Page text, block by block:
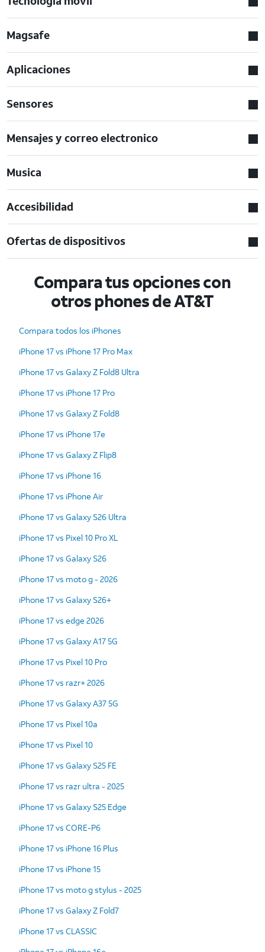
Magsafe
Aplicaciones
Sensores
Mensajes y correo electronico
Musica
Accesibilidad
Ofertas de dispositivos
Compara tus opciones con
otros phones de AT&T
Compara todos los iPhones
iPhone 17 vs iPhone 17 Pro Max
iPhone 17 vs Galaxy Z Fold8 Ultra
iPhone 17 vs iPhone 17 Pro
iPhone 17 vs Galaxy Z Fold8
iPhone 17 vs iPhone 17e
iPhone 17 vs Galaxy Z Flip8
iPhone 17 vs iPhone 16
iPhone 17 vs iPhone Air
iPhone 17 vs Galaxy S26 Ultra
iPhone 17 vs Pixel 10 Pro XL
iPhone 17 vs Galaxy S26
iPhone 17 vs moto g - 2026
iPhone 17 vs Galaxy S26+
iPhone 17 vs edge 2026
iPhone 17 vs Galaxy A17 5G
iPhone 17 vs Pixel 10 Pro
iPhone 17 vs razr+ 2026
iPhone 17 vs Galaxy A37 5G
iPhone 17 vs Pixel 10a
iPhone 17 vs Pixel 10
iPhone 17 vs Galaxy S25 FE
iPhone 17 vs razr ultra - 2025
iPhone 17 vs Galaxy S25 Edge
iPhone 17 vs CORE-P6
iPhone 17 vs iPhone 16 Plus
iPhone 17 vs iPhone 15
iPhone 17 vs moto g stylus - 2025
iPhone 17 vs Galaxy Z Fold7
iPhone 17 vs CLASSIC